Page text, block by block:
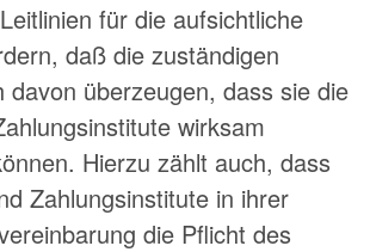
für die aufsichtliche
daß die zuständigen
davon überzeugen, dass sie die
wirksam
Hierzu zählt auch, dass
Zahlungsinstitute in ihrer
die Pflicht des